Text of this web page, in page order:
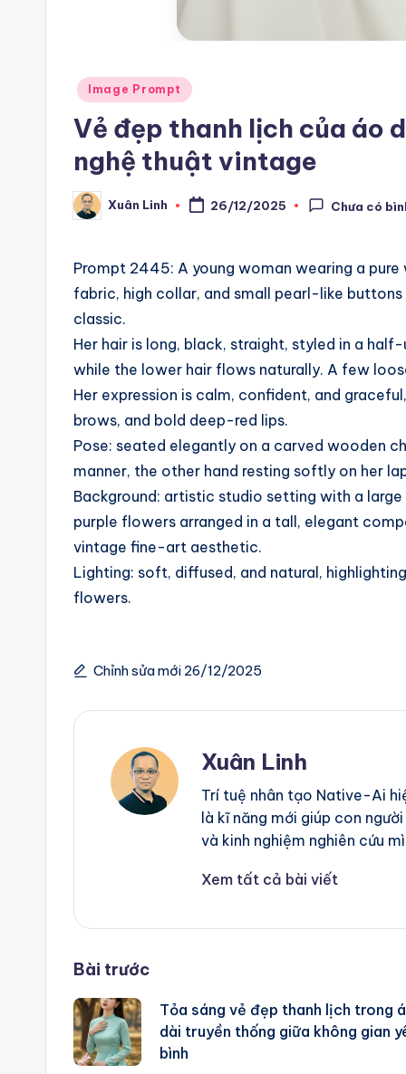
A
A
ts
Posted
Image Prompt
Vẻ đẹp thanh lịch của áo
nghệ thuật vintage
Posted
by
Xuân Linh 26/12/2025 Chưa có
Prompt 2445: A young woman wearing a
fabric, high collar, and small pearl-like
classic.
Her hair is long, black, straight, styled in a
while the lower hair flows naturally. A few
Her expression is calm, confident, and
brows, and bold deep-red lips.
Pose: seated elegantly on a carved wooden
manner, the other hand resting softly on her
Background: artistic studio setting with a
purple flowers arranged in a tall, elegant
vintage fine-art aesthetic.
Lighting: soft, diffused, and natural,
flowers.
Chỉnh sửa mới 26/12/2025
Xuân Linh
Trí tuệ nhân tạo Native-Ai
là kĩ năng mới giúp con
và kinh nghiệm nghiên cứu
Xem tất cả bài viết
Post
navigation
Bài trước
Tỏa sáng vẻ đẹp thanh lịch trong
dài truyền thống giữa không gian
bình